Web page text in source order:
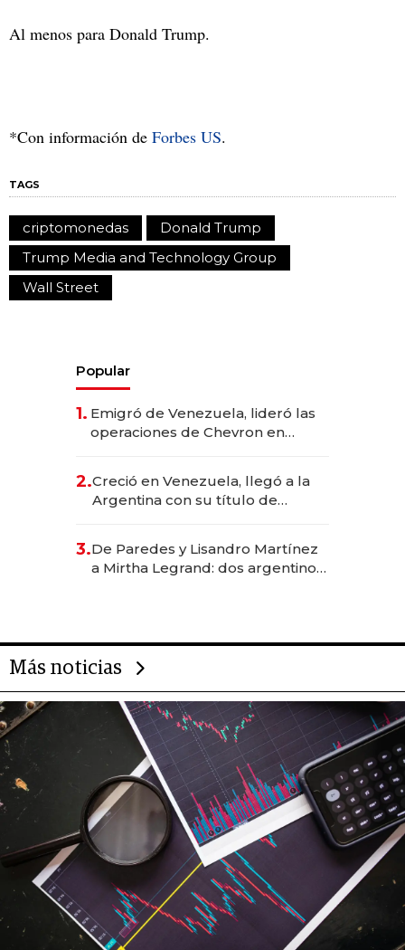
Al menos para Donald Trump.
*Con información de Forbes US.
TAGS
criptomonedas
Donald Trump
Trump Media and Technology Group
Wall Street
Popular
1. Emigró de Venezuela, lideró las
operaciones de Chevron en
2.Creció en Venezuela, llegó a la
Argentina con su título de
las marcas "fast premium"
3.De Paredes y Lisandro Martínez
a Mirtha Legrand: dos argentinos
Más noticias